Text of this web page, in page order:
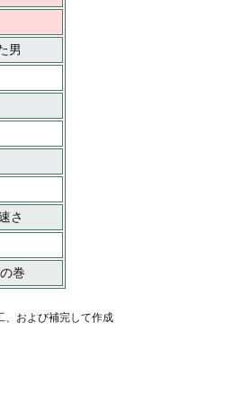
男
さ
巻
、および補完して作成